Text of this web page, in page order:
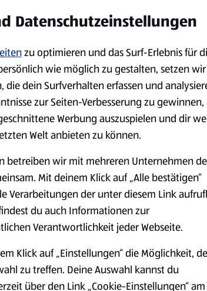
1,29 € 2,79 € 3,49 €
Bio-Produkte
Käse
Milchprodukte &
Eier
Datenschutzeinstellungen
zu optimieren und das Surf-Erlebnis für
wie möglich zu gestalten, setzen wir
die dein Surfverhalten erfassen und
zur Seiten-Verbesserung zu gewinnen,
Werbung auszuspielen und dir
Welt anbieten zu können.
betreiben wir mit mehreren Unternehmen
Mit deinem Klick auf „Alle bestätigen“
Verarbeitungen der unter diesem Link
du auch Informationen zur
Verantwortlichkeit jeder Webseite.
Klick auf „Einstellungen“ die Möglichkeit,
zu treffen. Deine Auswahl kannst du
über den Link „Cookie-Einstellungen“